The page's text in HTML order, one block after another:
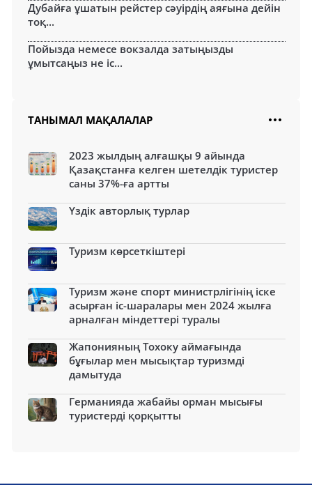
Дубайға ұшатын рейстер сәуірдің аяғына дейін
тоқ...
Пойызда немесе вокзалда затыңызды
ұмытсаңыз не іс...
ТАНЫМАЛ МАҚАЛАЛАР
2023 жылдың алғашқы 9 айында
Қазақстанға келген шетелдік туристер
саны 37%-ға артты
Үздік авторлық турлар
Туризм көрсеткіштері
Туризм және спорт министрлігінің іске
асырған іс-шаралары мен 2024 жылға
арналған міндеттері туралы
Жапонияның Тохоку аймағында
бұғылар мен мысықтар туризмді
дамытуда
Германияда жабайы орман мысығы
туристерді қорқытты